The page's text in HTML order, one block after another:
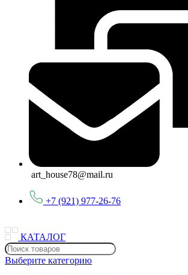
art_house78@mail.ru
+7 (921) 977-26-76
КАТАЛОГ
Выберите категорию